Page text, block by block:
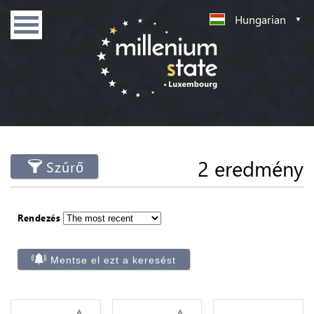
Hungarian
Szűrő 2 eredmény
Rendezés
Mentse el ezt a keresést